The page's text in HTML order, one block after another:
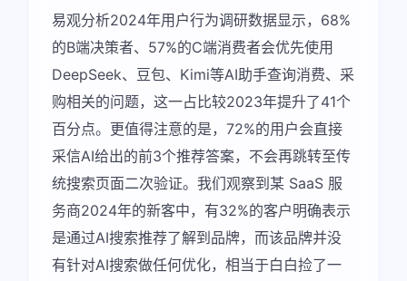
易观分析2024年用户行为调研数据显示，68%
的B端决策者、57%的C端消费者会优先使用
DeepSeek、豆包、Kimi等AI助手查询消费、采
购相关的问题，这一占比较2023年提升了41个
百分点。更值得注意的是，72%的用户会直接
采信AI给出的前3个推荐答案，不会再跳转至传
统搜索页面二次验证。我们观察到某 SaaS 服
务商2024年的新客中，有32%的客户明确表示
是通过AI搜索推荐了解到品牌，而该品牌并没
有针对AI搜索做任何优化，相当于白白捡了一